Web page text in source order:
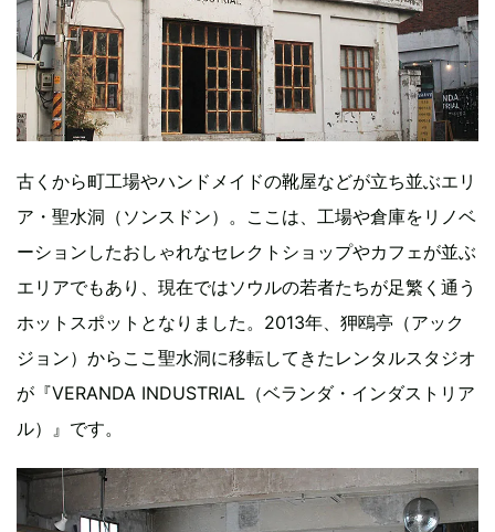
古くから町工場やハンドメイドの靴屋などが立ち並ぶエリ
ア・聖水洞（ソンスドン）。ここは、工場や倉庫をリノベ
ーションしたおしゃれなセレクトショップやカフェが並ぶ
エリアでもあり、現在ではソウルの若者たちが足繁く通う
ホットスポットとなりました。2013年、狎鴎亭（アック
ジョン）からここ聖水洞に移転してきたレンタルスタジオ
が『VERANDA INDUSTRIAL（ベランダ・インダストリア
ル）』です。